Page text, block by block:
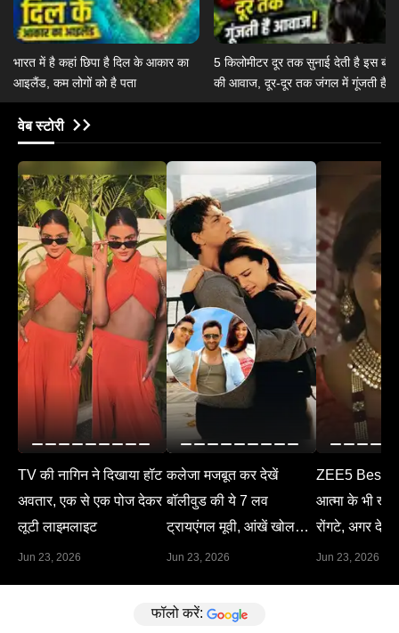
भारत में है कहां छिपा है दिल के आकार का
आइलैंड, कम लोगों को है पता
5 किलोमीटर दूर तक सुनाई देती है इस बंदर
की आवाज, दूर-दूर तक जंगल में गूंजती है
इसकी दहाड़
वेब स्टोरी
TV की नागिन ने दिखाया हॉट
अवतार, एक से एक पोज देकर
लूटी लाइमलाइट
Jun 23, 2026
कलेजा मजबूत कर देखें
बॉलीवुड की ये 7 लव
ट्रायएंगल मूवी, आंखें खोल
देगा हर सीन
Jun 23, 2026
ZEE5 Best
आत्मा के भी खड़े
रोंगटे, अगर देख
Jun 23, 2026
फॉलो करें: